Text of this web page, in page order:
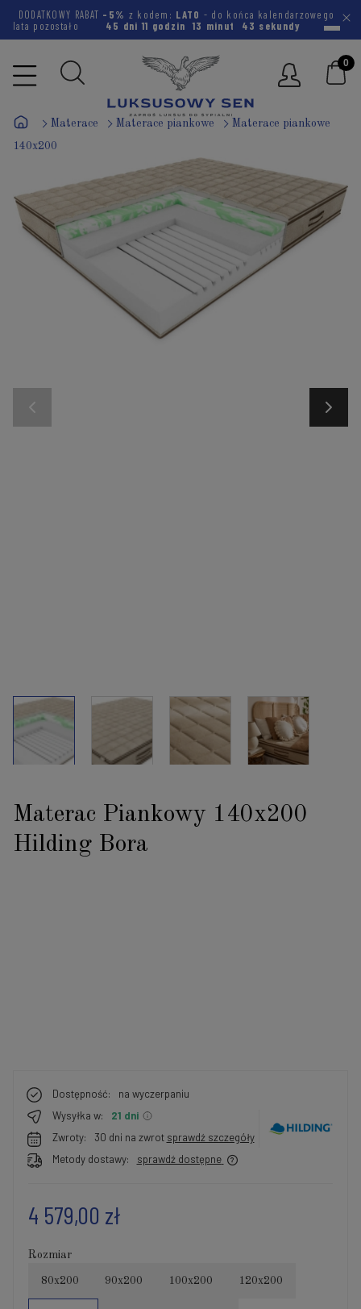
DODATKOWY RABAT -5% z kodem: LATO - do końca kalendarzowego
lata pozostało
45 dni 11 godzin 13 minut 42 sekundy
Materace Materace piankowe Materace piankowe
140x200
Materac Piankowy 140x200
Hilding Bora
Dostępność:
na wyczerpaniu
Wysyłka w:
21 dni
Zwroty:
30 dni na zwrot sprawdź szczegóły
Metody dostawy:
sprawdź dostępne
4 579,00 zł
Rozmiar
80x200 90x200 100x200 120x200